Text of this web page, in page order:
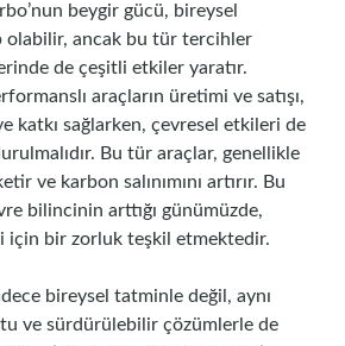
beygir gücü, bireysel
olabilir, ancak bu tür tercihler
de çeşitli etkiler yaratır.
araçların üretimi ve satışı,
katkı sağlarken, çevresel etkileri de
Bu tür araçlar, genellikle
ve karbon salınımını artırır. Bu
bilincinin arttığı günümüzde,
için bir zorluk teşkil etmektedir.
bireysel tatminle değil, aynı
ve sürdürülebilir çözümlerle de